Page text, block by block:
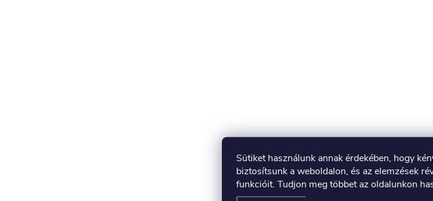
Sütiket használunk annak érdekében, hogy
biztosítsunk a weboldalon, és az elemzések
funkcióit. Tudjon meg többet az oldalunkon